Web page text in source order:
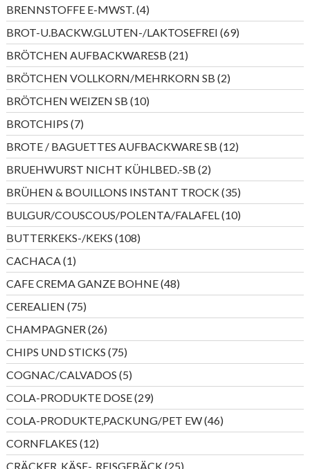
BRENNSTOFFE E-MWST. 44
Produkte
BROT-U.BACKW.GLUTEN-/LAKTOSEFREI 6969
Produkte
BRÖTCHEN AUFBACKWARESB 2121
Produkte
BRÖTCHEN VOLLKORN/MEHRKORN SB 22
Produkte
BRÖTCHEN WEIZEN SB 1010
Produkte
BROTCHIPS 77
Produkte
BROTE / BAGUETTES AUFBACKWARE SB 1212
Produkte
BRUEHWURST NICHT KÜHLBED.-SB 22
Produkte
BRÜHEN & BOUILLONS INSTANT TROCK 3535
Produkte
BULGUR/COUSCOUS/POLENTA/FALAFEL 1010
Produkte
BUTTERKEKS-/KEKS 108108
Produkte
CACHACA 11
Produkt
CAFE CREMA GANZE BOHNE 4848
Produkte
CEREALIEN 7575
Produkte
CHAMPAGNER 2626
Produkte
CHIPS UND STICKS 7575
Produkte
COGNAC/CALVADOS 55
Produkte
COLA-PRODUKTE DOSE 2929
Produkte
COLA-PRODUKTE,PACKUNG/PET EW 4646
Produkte
CORNFLAKES 1212
Produkte
CRÄCKER, KÄSE-, REISGEBÄCK 2525